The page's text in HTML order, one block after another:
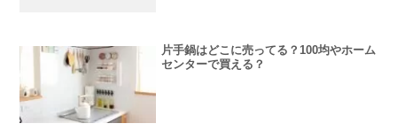
片手鍋はどこに売ってる？100均やホーム
センターで買える？